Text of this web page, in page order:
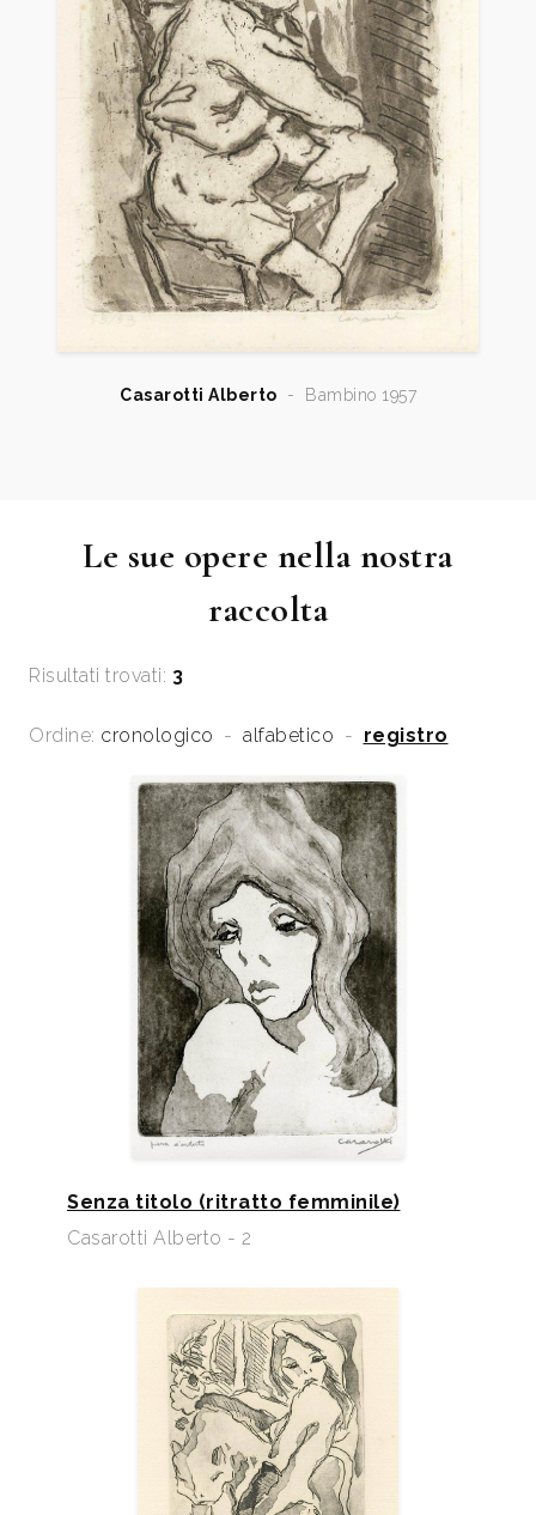
Casarotti Alberto - Bambino 1957
Le sue opere nella nostra
raccolta
Risultati trovati: 3
Ordine: cronologico - alfabetico - registro
Senza titolo (ritratto femminile)
Casarotti Alberto - 2